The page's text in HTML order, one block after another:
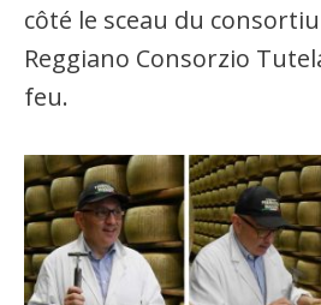
côté le sceau du
Reggiano Consorzio
feu.